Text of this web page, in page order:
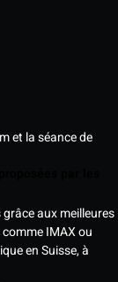
et la séance de
aux meilleures
IMAX ou
en Suisse, à